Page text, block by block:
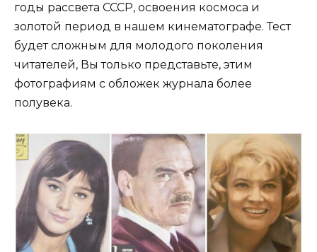
годы рассвета СССР, освоения космоса и
золотой период в нашем кинематографе. Тест
будет сложным для молодого поколения
читателей, Вы только представьте, этим
фотографиям с обложек журнала более
полувека.